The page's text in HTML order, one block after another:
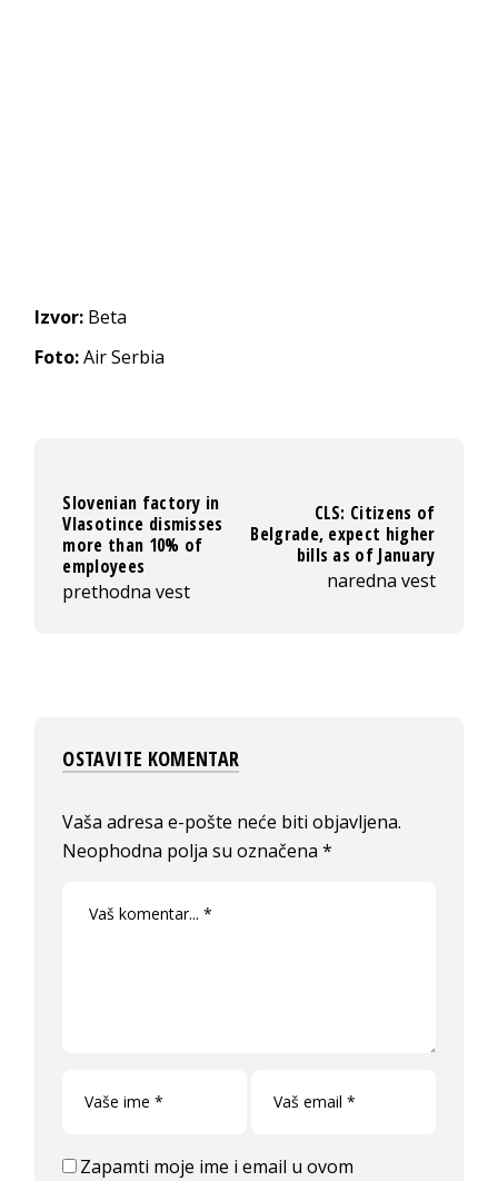
Izvor: Beta
Foto:Air Serbia
Slovenian factory in
Vlasotince dismisses
more than 10% of
employees
prethodna vest
CLS: Citizens of
Belgrade, expect higher
bills as of January
naredna vest
OSTAVITE KOMENTAR
Vaša adresa e-pošte neće biti objavljena.
Neophodna polja su označena*
Zapamti moje ime i email u ovom